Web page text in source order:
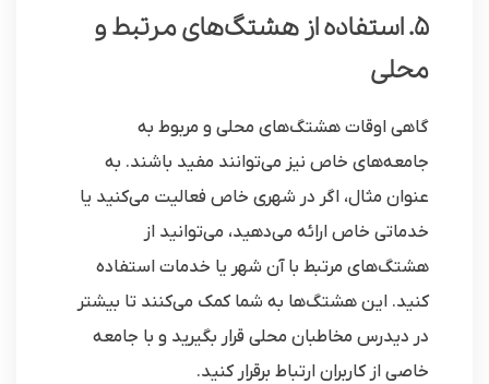
5. استفاده از هشتگ‌های مرتبط و
محلی
گاهی اوقات هشتگ‌های محلی و مربوط به
جامعه‌های خاص نیز می‌توانند مفید باشند. به
عنوان مثال، اگر در شهری خاص فعالیت می‌کنید یا
خدماتی خاص ارائه می‌دهید، می‌توانید از
هشتگ‌های مرتبط با آن شهر یا خدمات استفاده
کنید. این هشتگ‌ها به شما کمک می‌کنند تا بیشتر
در دیدرس مخاطبان محلی قرار بگیرید و با جامعه
خاصی از کاربران ارتباط برقرار کنید.